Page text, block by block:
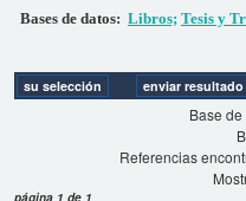
Bases de datos: Libros; Tesis y
Base
Referencias
página 1 de 1